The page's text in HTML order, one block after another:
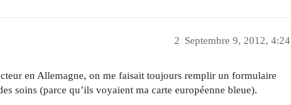
Septembre 9, 2012, 4:24
2
en Allemagne, on me faisait toujours remplir un formulaire
soins (parce qu’ils voyaient ma carte européenne bleue).